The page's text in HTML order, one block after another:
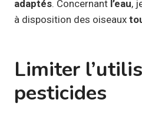
adaptés. Concernant l’eau,
à disposition des oiseaux
Limiter
pesticides